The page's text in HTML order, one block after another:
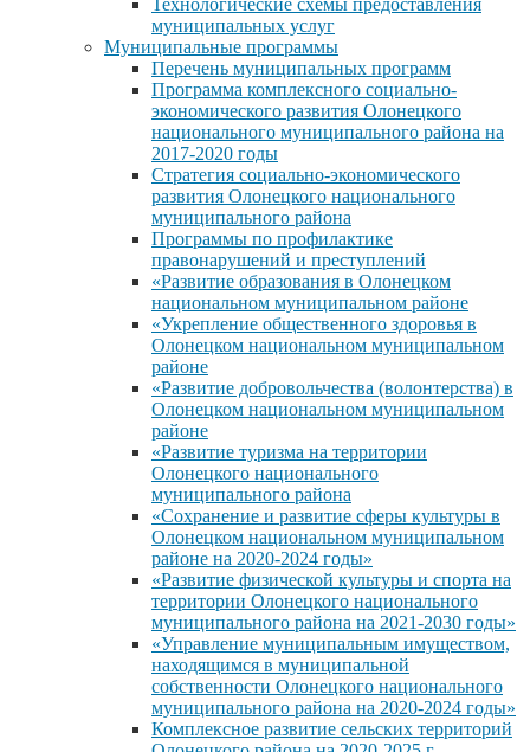
муниципальных услуг
Муниципальные программы
Перечень муниципальных программ
Программа комплексного социально-
экономического развития Олонецкого
национального муниципального района на
2017-2020 годы
Стратегия социально-экономического
развития Олонецкого национального
муниципального района
Программы по профилактике
правонарушений и преступлений
«Развитие образования в Олонецком
национальном муниципальном районе
«Укрепление общественного здоровья в
Олонецком национальном муниципальном
районе
«Развитие добровольчества (волонтерства) в
Олонецком национальном муниципальном
районе
«Развитие туризма на территории
Олонецкого национального
муниципального района
«Сохранение и развитие сферы культуры в
Олонецком национальном муниципальном
районе на 2020-2024 годы»
«Развитие физической культуры и спорта на
территории Олонецкого национального
муниципального района на 2021-2030 годы»
«Управление муниципальным имуществом,
находящимся в муниципальной
собственности Олонецкого национального
муниципального района на 2020-2024 годы»
Комплексное развитие сельских территорий